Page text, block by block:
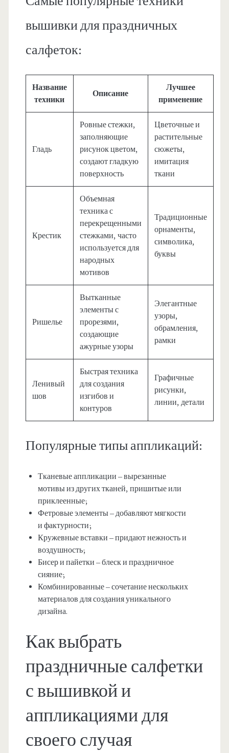
вышивки для праздничных
салфеток:
Название
техники
Описание
Лучшее
применение
Гладь
Ровные стежки,
заполняющие
рисунок цветом,
создают гладкую
поверхность
Цветочные и
растительные
сюжеты,
имитация
ткани
Крестик
Объемная
техника с
перекрещенными
стежками, часто
используется для
народных
мотивов
Традиционные
орнаменты,
символика,
буквы
Ришелье
Вытканные
элементы с
прорезями,
создающие
ажурные узоры
Элегантные
узоры,
обрамления,
рамки
Ленивый
шов
Быстрая техника
для создания
изгибов и
контуров
Графичные
рисунки,
линии, детали
Популярные типы аппликаций:
Тканевые аппликации – вырезанные
мотивы из других тканей, пришитые или
приклеенные;
Фетровые элементы – добавляют мягкости
и фактурности;
Кружевные вставки – придают нежность и
воздушность;
Бисер и пайетки – блеск и праздничное
сияние;
Комбинированные – сочетание нескольких
материалов для создания уникального
дизайна.
Как выбрать
праздничные салфетки
с вышивкой и
аппликациями для
своего случая